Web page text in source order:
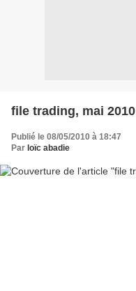
file trading, mai 2010
Publié le 08/05/2010 à 18:47
Par loïc abadie